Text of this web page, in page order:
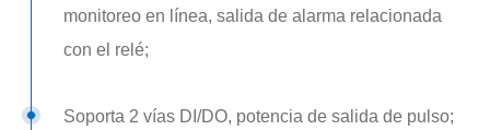
monitoreo en línea, salida de alarma relacionada
con el relé;
Soporta 2 vías DI/DO, potencia de salida de pulso;